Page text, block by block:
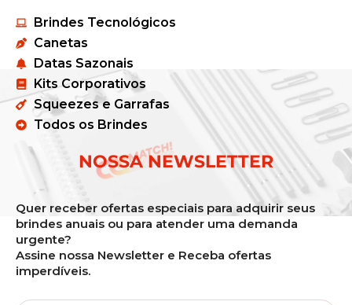
Brindes Tecnológicos
Canetas
Datas Sazonais
Kits Corporativos
Squeezes e Garrafas
Todos os Brindes
NOSSA NEWSLETTER
Quer receber ofertas especiais para adquirir seus
brindes anuais ou para atender uma demanda
urgente?
Assine nossa Newsletter e Receba ofertas
imperdíveis.